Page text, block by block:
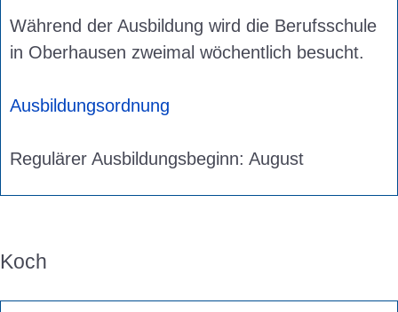
Während der Ausbildung wird die Berufsschule
in Oberhausen zweimal wöchentlich besucht.
Ausbildungsordnung
Regulärer Ausbildungsbeginn: August
Koch